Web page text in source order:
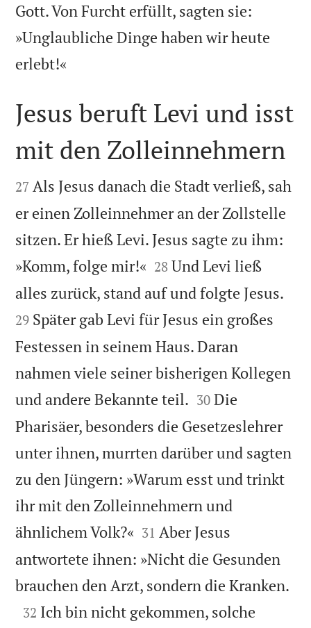
Gott. Von Furcht erfüllt, sagten sie:
»Unglaubliche Dinge haben wir heute
erlebt!«

Jesus beruft Levi und isst
mit den Zolleinnehmern

27 Als Jesus danach die Stadt verließ, sah
er einen Zolleinnehmer an der Zollstelle
sitzen. Er hieß Levi. Jesus sagte zu ihm:
»Komm, folge mir!« 

28 Und Levi ließ
alles zurück, stand auf und folgte Jesus.
29 Später gab Levi für Jesus ein großes
Festessen in seinem Haus. Daran
nahmen viele seiner bisherigen Kollegen
und andere Bekannte teil. 

30 Die
Pharisäer, besonders die Gesetzeslehrer
unter ihnen, murrten darüber und sagten
zu den Jüngern: »Warum esst und trinkt
ihr mit den Zolleinnehmern und
ähnlichem Volk?« 

31 Aber Jesus
antwortete ihnen: »Nicht die Gesunden
brauchen den Arzt, sondern die Kranken.

32 Ich bin nicht gekommen, solche